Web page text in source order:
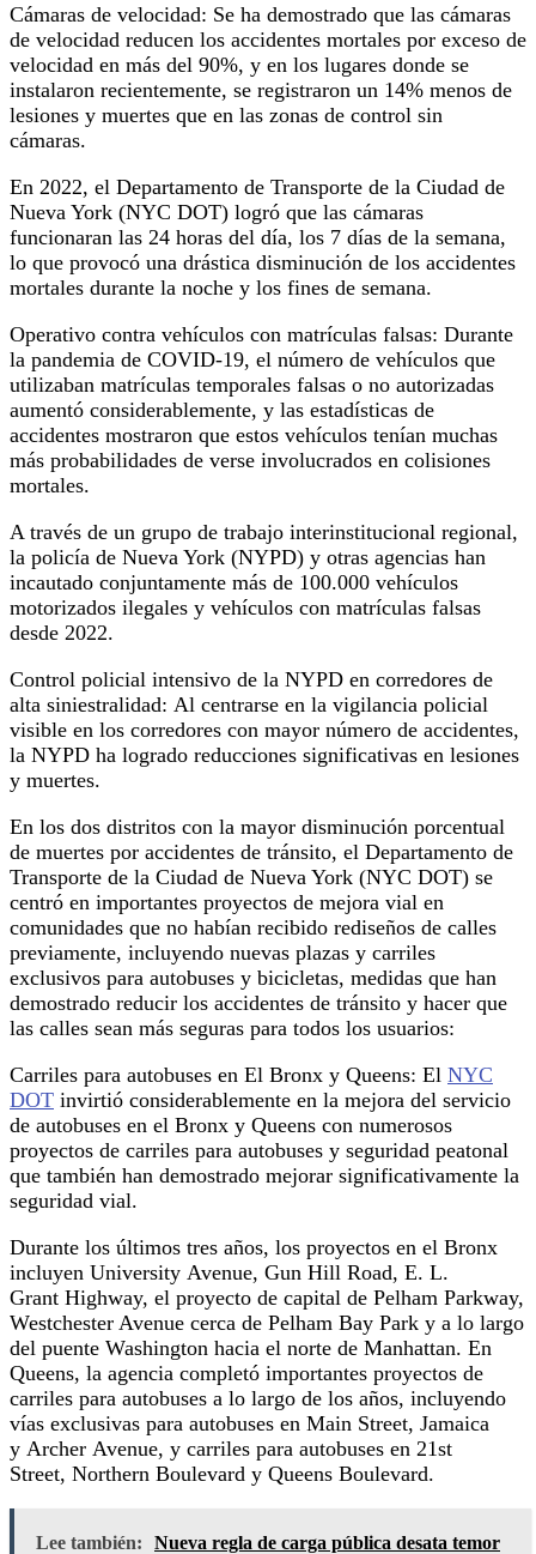
Cámaras de velocidad: Se ha demostrado que las cámaras
de velocidad reducen los accidentes mortales por exceso de
velocidad en más del 90%, y en los lugares donde se
instalaron recientemente, se registraron un 14% menos de
lesiones y muertes que en las zonas de control sin
cámaras.
En 2022, el Departamento de Transporte de la Ciudad de
Nueva York (NYC DOT) logró que las cámaras
funcionaran las 24 horas del día, los 7 días de la semana,
lo que provocó una drástica disminución de los accidentes
mortales durante la noche y los fines de semana.
Operativo contra vehículos con matrículas falsas: Durante
la pandemia de COVID-19, el número de vehículos que
utilizaban matrículas temporales falsas o no autorizadas
aumentó considerablemente, y las estadísticas de
accidentes mostraron que estos vehículos tenían muchas
más probabilidades de verse involucrados en colisiones
mortales.
A través de un grupo de trabajo interinstitucional regional,
la policía de Nueva York (NYPD) y otras agencias han
incautado conjuntamente más de 100.000 vehículos
motorizados ilegales y vehículos con matrículas falsas
desde 2022.
Control policial intensivo de la NYPD en corredores de
alta siniestralidad: Al centrarse en la vigilancia policial
visible en los corredores con mayor número de accidentes,
la NYPD ha logrado reducciones significativas en lesiones
y muertes.
En los dos distritos con la mayor disminución porcentual
de muertes por accidentes de tránsito, el Departamento de
Transporte de la Ciudad de Nueva York (NYC DOT) se
centró en importantes proyectos de mejora vial en
comunidades que no habían recibido rediseños de calles
previamente, incluyendo nuevas plazas y carriles
exclusivos para autobuses y bicicletas, medidas que han
demostrado reducir los accidentes de tránsito y hacer que
las calles sean más seguras para todos los usuarios:
Carriles para autobuses en El Bronx y Queens: El NYC
DOT invirtió considerablemente en la mejora del servicio
de autobuses en el Bronx y Queens con numerosos
proyectos de carriles para autobuses y seguridad peatonal
que también han demostrado mejorar significativamente la
seguridad vial.
Durante los últimos tres años, los proyectos en el Bronx
incluyen University Avenue, Gun Hill Road, E. L.
Grant Highway, el proyecto de capital de Pelham Parkway,
Westchester Avenue cerca de Pelham Bay Park y a lo largo
del puente Washington hacia el norte de Manhattan. En
Queens, la agencia completó importantes proyectos de
carriles para autobuses a lo largo de los años, incluyendo
vías exclusivas para autobuses en Main Street, Jamaica
y Archer Avenue, y carriles para autobuses en 21st
Street, Northern Boulevard y Queens Boulevard.
Lee también:
Nueva regla de carga pública desata temor